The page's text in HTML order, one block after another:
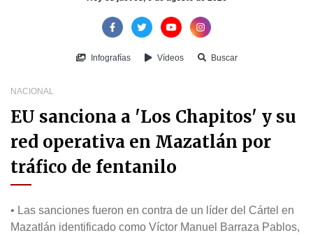
Infografías Vídeos Buscar
NACIONAL
EU sanciona a 'Los Chapitos' y su
red operativa en Mazatlán por
tráfico de fentanilo
• Las sanciones fueron en contra de un líder del Cártel en
Mazatlán identificado como Víctor Manuel Barraza Pablos,